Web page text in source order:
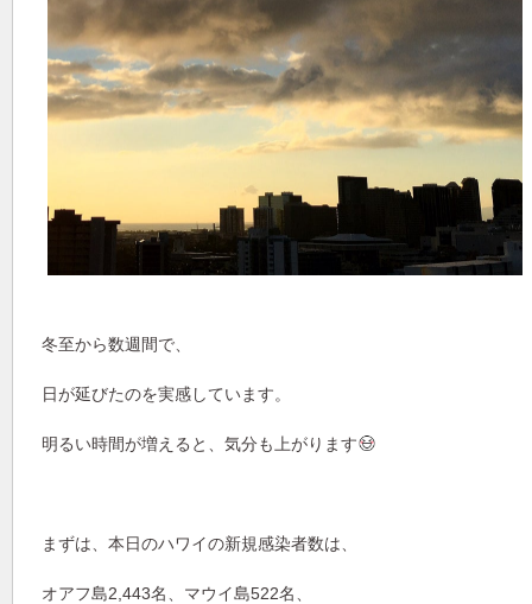
冬至から数週間で、
日が延びたのを実感しています。
明るい時間が増えると、気分も上がります
まずは、本日のハワイの新規感染者数は、
オアフ島2,443名、マウイ島522名、